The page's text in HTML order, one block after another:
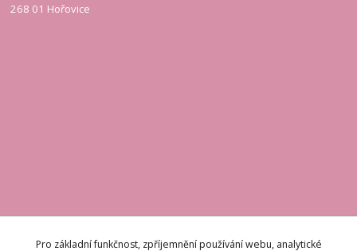
268 01 Hořovice
KONTAKT
Pro základní funkčnost, zpříjemnění používání webu, analytické